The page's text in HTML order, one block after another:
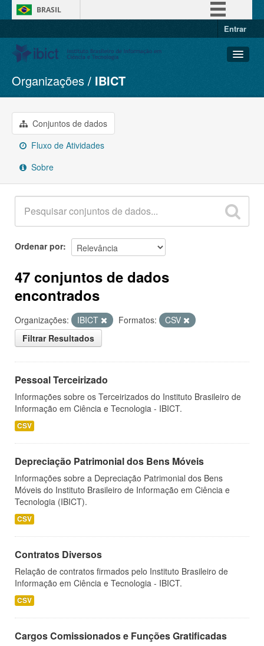
BRASIL
Entrar
Conjuntos de dados
Organizações
Grupos
Sobre
Organizações IBICT
Conjuntos de dados
Fluxo de Atividades
Sobre
Ordenar por
47 conjuntos de dados
encontrados
Organizações: IBICT Formatos:
CSV
Filtrar Resultados
Pessoal Terceirizado
Informações sobre os Terceirizados do Instituto Brasileiro de
Informação em Ciência e Tecnologia - IBICT.
CSV
Depreciação Patrimonial dos Bens Móveis
Informações sobre a Depreciação Patrimonial dos Bens
Móveis do Instituto Brasileiro de Informação em Ciência e
Tecnologia (IBICT).
CSV
Contratos Diversos
Relação de contratos firmados pelo Instituto Brasileiro de
Informação em Ciência e Tecnologia - IBICT.
CSV
Cargos Comissionados e Funções Gratificadas